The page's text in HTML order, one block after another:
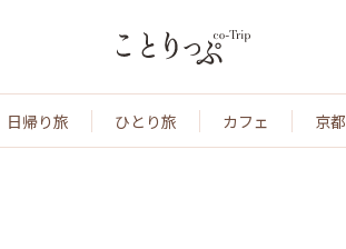
日帰り旅 ひとり旅 カフェ 京都